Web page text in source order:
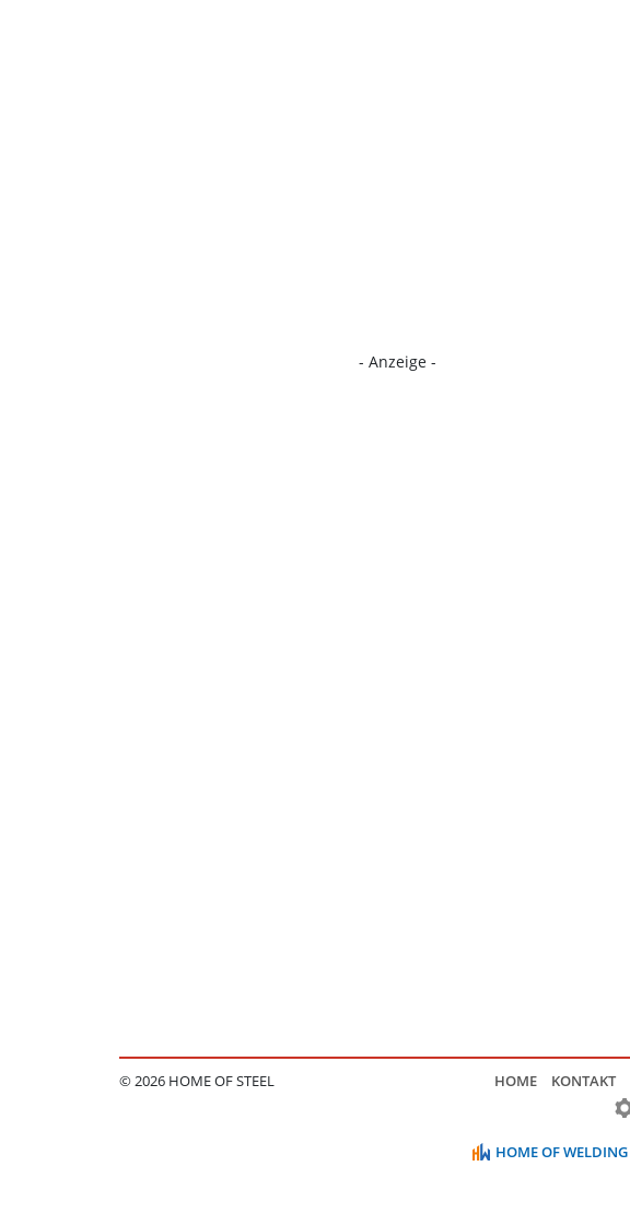
- Anzeige -
© 2026 HOME OF STEEL HOME KONTAKT
HOME OF WELDING